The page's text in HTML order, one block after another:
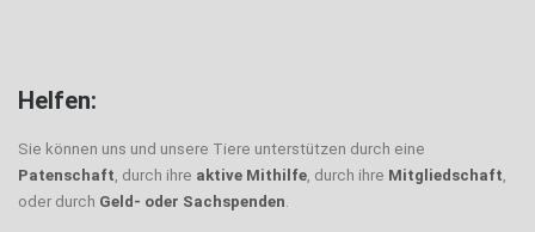
Helfen:
Sie können uns und unsere Tiere unterstützen durch eine
Patenschaft, durch ihre aktive Mithilfe, durch ihre Mitgliedschaft,
oder durch Geld- oder Sachspenden.